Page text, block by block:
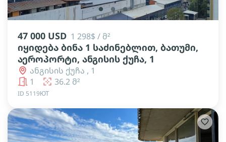
lens lens lens
47 000 USD 1 298$ / მ²
იყიდება ბინა 1 საძინებლით, ბათუმი,
აეროპორტი, ანგისის ქუჩა, 1
ანგისის ქუჩა , 1
1
36.2 მ²
ID 5119ЮТ